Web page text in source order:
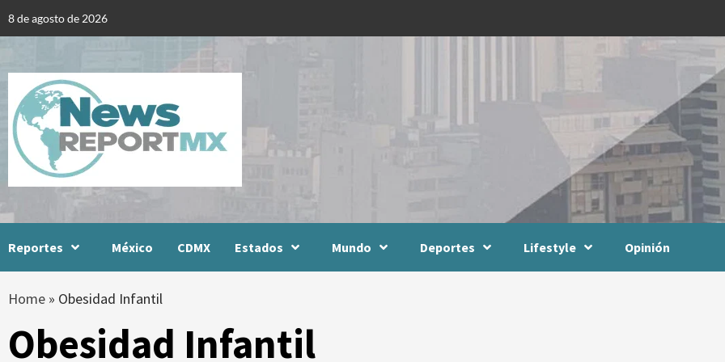
8 de agosto de 2026
Reportes México CDMX Estados Mundo Deportes Lifestyle Opinión
Home » Obesidad Infantil
Obesidad Infantil